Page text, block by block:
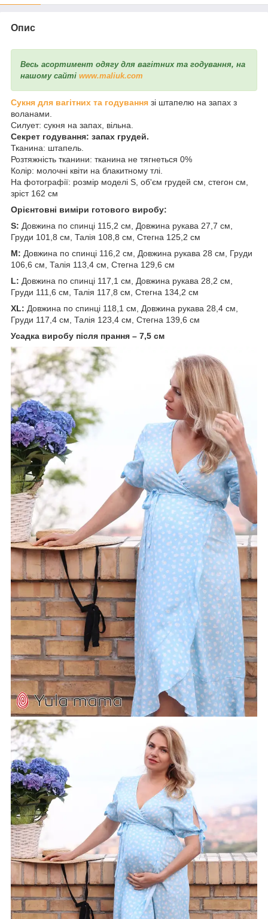
Опис
Весь асортимент одягу для вагітних та годування, на
нашому сайті www.maliuk.com
Сукня для вагітних та годування зі штапелю на запах з
воланами.
Силует: сукня на запах, вільна.
Секрет годування: запах грудей.
Тканина: штапель.
Розтяжність тканини: тканина не тягнеться 0%
Колір: молочні квіти на блакитному тлі.
На фотографії: розмір моделі S, об'єм грудей см, стегон см,
зріст 162 см
Орієнтовні виміри готового виробу:
S: Довжина по спинці 115,2 см, Довжина рукава 27,7 см,
Груди 101,8 см, Талія 108,8 см, Стегна 125,2 см
M: Довжина по спинці 116,2 см, Довжина рукава 28 см, Груди
106,6 см, Талія 113,4 см, Стегна 129,6 см
L: Довжина по спинці 117,1 см, Довжина рукава 28,2 см,
Груди 111,6 см, Талія 117,8 см, Стегна 134,2 см
XL: Довжина по спинці 118,1 см, Довжина рукава 28,4 см,
Груди 117,4 см, Талія 123,4 см, Стегна 139,6 см
Усадка виробу після прання – 7,5 см